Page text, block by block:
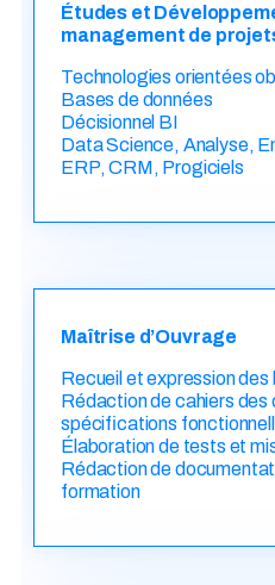
Études et
management de
Technologies orientées
Bases de données
Décisionnel BI
Data Science, Analyse,
ERP, CRM, Progiciels
Maîtrise d’Ouvrage
Recueil et expression des
Rédaction de cahiers des
spécifications
Élaboration de tests et
Rédaction de
formation